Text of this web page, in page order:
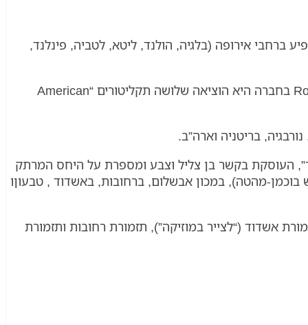
ברחבי אירופה (בלגיה, הולנד, ליטא, לטביה, פינלנד,
בארץ הופיעה כסולנית עם תזמורות מן השורה הראשונה, הקליטה מספר פעמים עבור “קול המוזיקה”, Romeo Records-USA בחברה היא הוציאה שלושה תקליטורים “American
בריטניה וארה”ב.
העוסקת בקשר בן צליל וצבע ומספרת על היחס המרתק
בוכמן-מהטה), במכון אבשלום, ברחובות, באשדוד , טבעוןו
אשדוד (“לצייר במוזיקה”), תזמורת רחובות ותזמורת